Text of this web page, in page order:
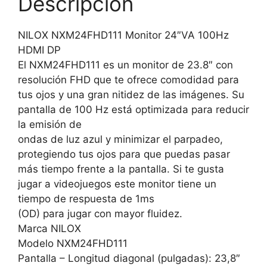
NILOX NXM24FHD111 Monitor 24″VA 100Hz
HDMI DP
El NXM24FHD111 es un monitor de 23.8″ con
resolución FHD que te ofrece comodidad para
tus ojos y una gran nitidez de las imágenes. Su
pantalla de 100 Hz está optimizada para reducir
la emisión de
ondas de luz azul y minimizar el parpadeo,
protegiendo tus ojos para que puedas pasar
más tiempo frente a la pantalla. Si te gusta
jugar a videojuegos este monitor tiene un
tiempo de respuesta de 1ms
(OD) para jugar con mayor fluidez.
Marca NILOX
Modelo NXM24FHD111
Pantalla – Longitud diagonal (pulgadas): 23,8″